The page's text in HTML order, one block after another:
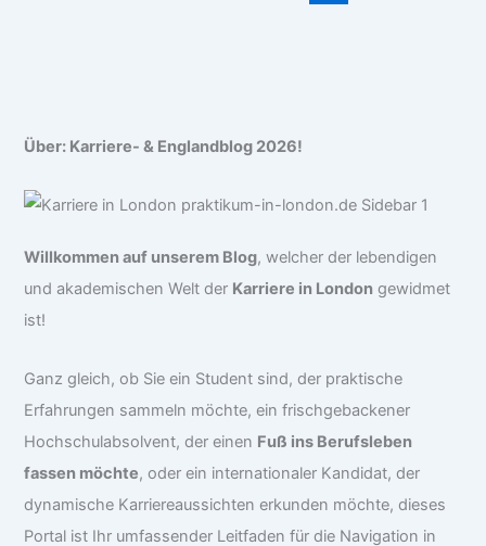
Über: Karriere- & Englandblog 2026!
Willkommen auf unserem Blog, welcher der lebendigen
und akademischen Welt der Karriere in London gewidmet
ist!
Ganz gleich, ob Sie ein Student sind, der praktische
Erfahrungen sammeln möchte, ein frischgebackener
Hochschulabsolvent, der einen Fuß ins Berufsleben
fassen möchte, oder ein internationaler Kandidat, der
dynamische Karriereaussichten erkunden möchte, dieses
Portal ist Ihr umfassender Leitfaden für die Navigation in